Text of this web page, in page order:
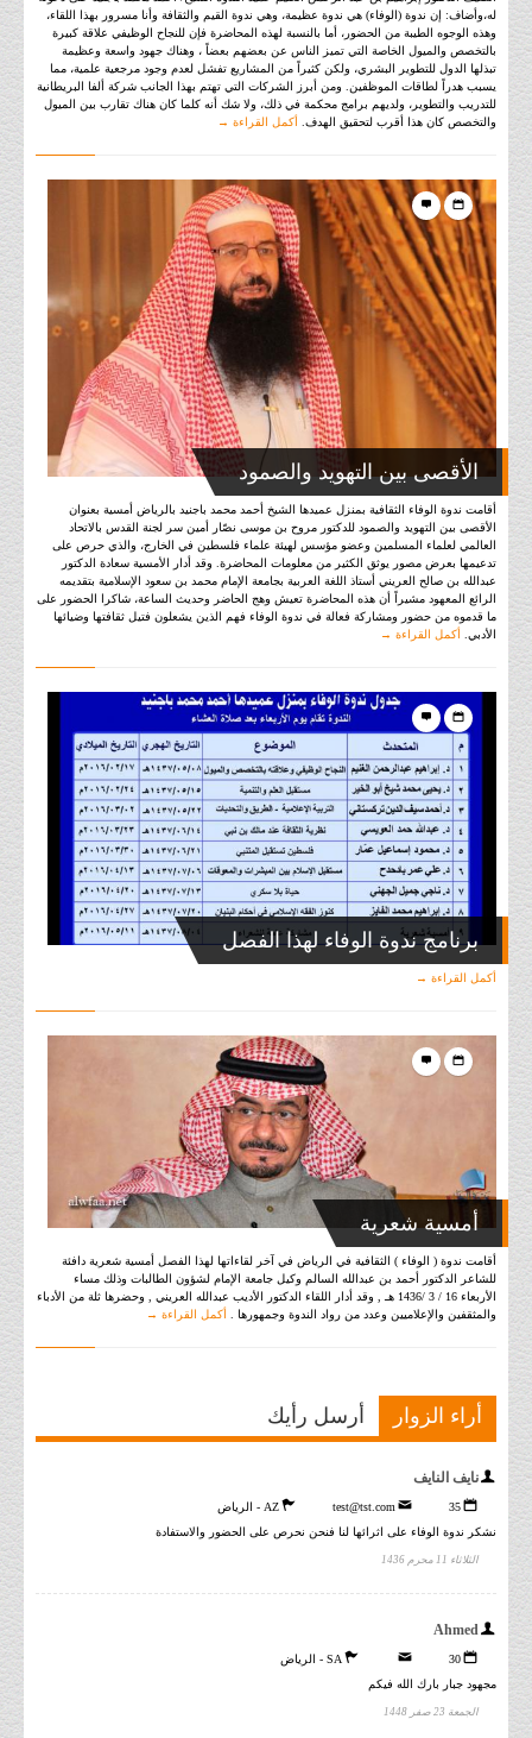
له،وأضاف: إن ندوة (الوفاء) هي ندوة عظيمة، وهي ندوة القيم والثقافة وأنا مسرور بهذا اللقاء،
وهذه الوجوه الطيبة من الحضور، أما بالنسبة لهذه المحاضرة فإن للنجاح الوظيفي علاقة كبيرة
بالتخصص والميول الخاصة التي تميز الناس عن بعضهم بعضاً ، وهناك جهود واسعة وعظيمة
تبذلها الدول للتطوير البشري، ولكن كثيراً من المشاريع تفشل لعدم وجود مرجعية علمية، مما
يسبب هدراً لطاقات الموظفين. ومن أبرز الشركات التي تهتم بهذا الجانب شركة ألفا البريطانية
للتدريب والتطوير، ولديهم برامج محكمة في ذلك، ولا شك أنه كلما كان هناك تقارب بين الميول
والتخصص كان هذا أقرب لتحقيق الهدف.
أكمل القراءة →
الأقصى بين التهويد والصمود
أقامت ندوة الوفاء الثقافية بمنزل عميدها الشيخ أحمد محمد باجنيد بالرياض أمسية بعنوان
الأقصى بين التهويد والصمود للدكتور مروح بن موسى نصّار أمين سر لجنة القدس بالاتحاد
العالمي لعلماء المسلمين وعضو مؤسس لهيئة علماء فلسطين في الخارج، والذي حرص على
تدعيمها بعرض مصور يوثق الكثير من معلومات المحاضرة. وقد أدار الأمسية سعادة الدكتور
عبدالله بن صالح العريني أستاذ اللغة العربية بجامعة الإمام محمد بن سعود الإسلامية بتقديمه
الرائع المعهود مشيراً أن هذه المحاضرة تعيش وهج الحاضر وحديث الساعة، شاكرا الحضور على
ما قدموه من حضور ومشاركة فعالة في ندوة الوفاء فهم الذين يشعلون فتيل ثقافتها وضيائها
الأدبي.
أكمل القراءة →
برنامج ندوة الوفاء لهذا الفصل
أكمل القراءة →
أمسية شعرية
أقامت ندوة ( الوفاء ) الثقافية في الرياض في آخر لقاءاتها لهذا الفصل أمسية شعرية دافئة
للشاعر الدكتور أحمد بن عبدالله السالم وكيل جامعة الإمام لشؤون الطالبات وذلك مساء
الأربعاء 16 / 3 /1436 هـ , وقد أدار اللقاء الدكتور الأديب عبدالله العريني , وحضرها ثلة من الأدباء
والمثقفين والإعلاميين وعدد من رواد الندوة وجمهورها .
أكمل القراءة →
أراء الزوار أرسل رأيك
نايف النايف
35
test@tst.com
AZ - الرياض
نشكر ندوة الوفاء على اثرائها لنا فنحن نحرص على الحضور والاستفادة
الثلاثاء 11 محرم 1436
Ahmed
30
SA - الرياض
مجهود جبار بارك الله فيكم
الجمعة 23 صفر 1448